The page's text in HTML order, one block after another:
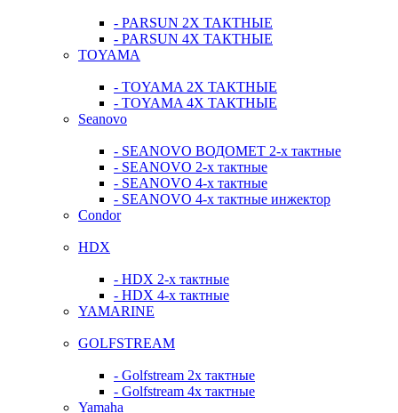
- PARSUN 2Х ТАКТНЫЕ
- PARSUN 4Х ТАКТНЫЕ
TOYAMA
- TOYAMA 2Х ТАКТНЫЕ
- TOYAMA 4Х ТАКТНЫЕ
Seanovo
- SEANOVO ВОДОМЕТ 2-х тактные
- SEANOVO 2-х тактные
- SEANOVO 4-х тактные
- SEANOVO 4-х тактные инжектор
Condor
HDX
- HDX 2-х тактные
- HDX 4-х тактные
YAMARINE
GOLFSTREAM
- Golfstream 2х тактные
- Golfstream 4х тактные
Yamaha